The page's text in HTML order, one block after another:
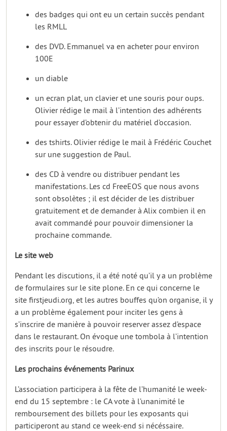
des badges qui ont eu un certain succès pendant
les RMLL
des DVD. Emmanuel va en acheter pour environ
100E
un diable
un ecran plat, un clavier et une souris pour oups.
Olivier rédige le mail à l’intention des adhérents
pour essayer d’obtenir du matériel d’occasion.
des tshirts. Olivier rédige le mail à Frédéric Couchet
sur une suggestion de Paul.
des CD à vendre ou distribuer pendant les
manifestations. Les cd FreeEOS que nous avons
sont obsolètes ; il est décider de les distribuer
gratuitement et de demander à Alix combien il en
avait commandé pour pouvoir dimensioner la
prochaine commande.
Le site web
Pendant les discutions, il a été noté qu’il y a un problème
de formulaires sur le site plone. En ce qui concerne le
site firstjeudi.org, et les autres bouffes qu’on organise, il y
a un problème également pour inciter les gens à
s’inscrire de manière à pouvoir reserver assez d’espace
dans le restaurant. On évoque une tombola à l’intention
des inscrits pour le résoudre.
Les prochains événements Parinux
L’association participera à la fête de l’humanité le week-
end du 15 septembre : le CA vote à l’unanimité le
remboursement des billets pour les exposants qui
participeront au stand ce week-end si nécéssaire.